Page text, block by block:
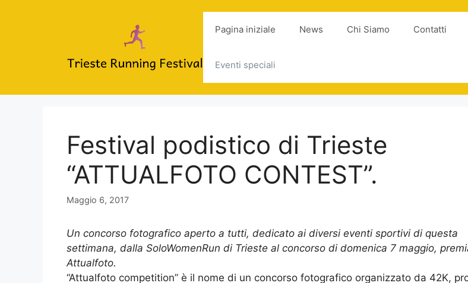
Pagina iniziale News Chi Siamo Contatti
Eventi speciali
Festival podistico di Trieste
“ATTUALFOTO CONTEST”.
Maggio 6, 2017
Un concorso fotografico aperto a tutti, dedicato ai diversi eventi sportivi di questa
settimana, dalla SoloWomenRun di Trieste al concorso di domenica 7 maggio,
Attualfoto.
“Attualfoto competition” è il nome di un concorso fotografico organizzato da 42K,